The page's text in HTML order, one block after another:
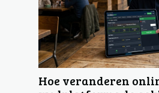
Hoe veranderen